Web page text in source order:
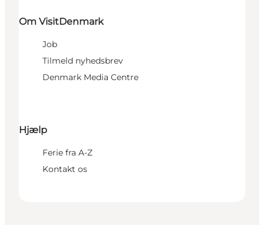
Om VisitDenmark
Job
Tilmeld nyhedsbrev
Denmark Media Centre
Hjælp
Ferie fra A-Z
Kontakt os